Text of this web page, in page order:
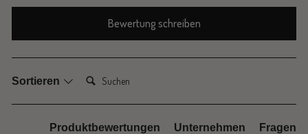
Bewertung schreiben
Sortieren Suchen:
Produktbewertungen Unternehmen Fragen